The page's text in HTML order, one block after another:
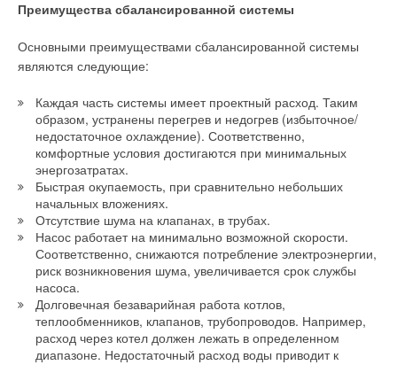
Преимущества сбалансированной системы
Основными преимуществами сбалансированной системы
являются следующие:
Каждая часть системы имеет проектный расход. Таким
образом, устранены перегрев и недогрев (избыточное/
недостаточное охлаждение). Соответственно,
комфортные условия достигаются при минимальных
энергозатратах.
Быстрая окупаемость, при сравнительно небольших
начальных вложениях.
Отсутствие шума на клапанах, в трубах.
Насос работает на минимально возможной скорости.
Соответственно, снижаются потребление электроэнергии,
риск возникновения шума, увеличивается срок службы
насоса.
Долговечная безаварийная работа котлов,
теплообменников, клапанов, трубопроводов. Например,
расход через котел должен лежать в определенном
диапазоне. Недостаточный расход воды приводит к
электрокабель с евроштекером (Oso Комби). В серии Oso
Комби мощность ТЭНа неизменна и составляет 2-3 кВт,
площадь и мощность теплообменника, в зависимости от
объема, составляет от 0,3 кв.м. (9,3 кВт) до 0,7 кв.м. (21,5
кВт). В серии Oso Макси Комби мощность электрического
нагревательного элемента можно заказать от 5 до 60 кВт, а
площадь теплообменника варьируется от 1 до 18 кв.м.
Stiebel Eltron
Немецкий производитель Stiebel Eltron, предлагающий на
российском рынке большой ассортимент приборов для
водонагрева, выпускает комбинируемые водонагреватели
серии SB емкостью от 300 до 1000 л. Внутренний баки этих
водонагревателей изготовлен из стали, предварительно
очищенной по природосберегающей технологии
шарикопрокатом, и покрыты эмалью anticor. Все модели
имеют по два фланцевых отверстия, и одна модель, на 650